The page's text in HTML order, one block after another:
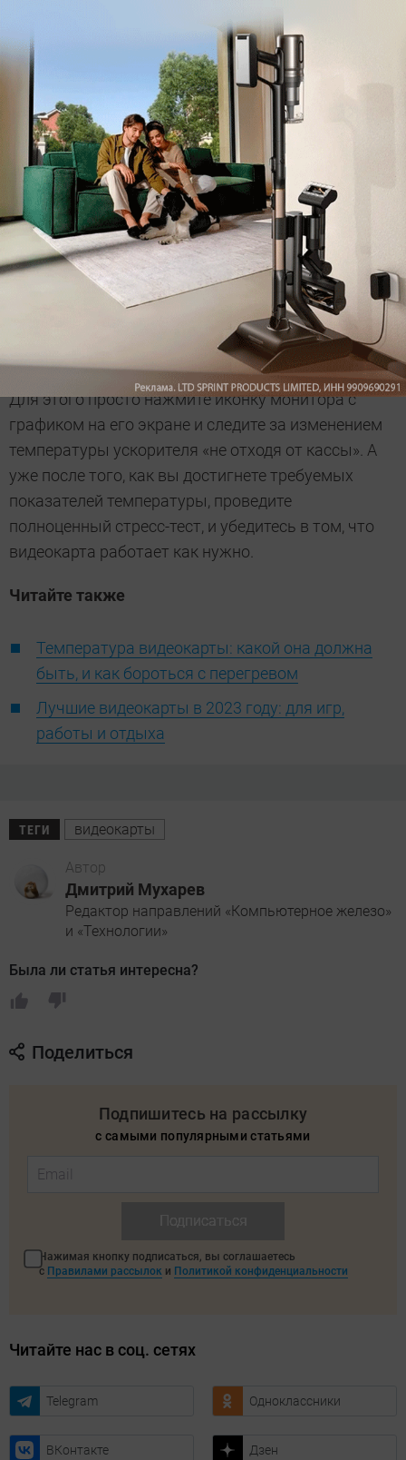
FurMark после каждого такого изменения вряд ли
целесообразно: вы можете ограничиться
внутренними возможностями MSI Afterburner.
Для этого просто нажмите иконку монитора с
графиком на его экране и следите за изменением
температуры ускорителя «не отходя от кассы». А
уже после того, как вы достигнете требуемых
показателей температуры, проведите
полноценный стресс-тест, и убедитесь в том, что
видеокарта работает как нужно.
Читайте также
Температура видеокарты: какой она должна
быть, и как бороться с перегревом
Лучшие видеокарты в 2023 году: для игр,
работы и отдыха
ТЕГИ видеокарты
Автор
Дмитрий Мухарев
Редактор направлений «Компьютерное железо»
и «Технологии»
Была ли статья интересна?
Поделиться
Подпишитесь на рассылку
с самыми популярными статьями
Нажимая кнопку подписаться, вы соглашаетесь
с Правилами рассылок и Политикой конфиденциальности
Читайте нас в соц. сетях
Telegram Одноклассники
ВКонтакте Дзен